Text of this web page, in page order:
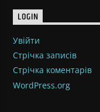
LOGIN
Увійти
Стрічка записів
Стрічка коментарів
WordPress.org